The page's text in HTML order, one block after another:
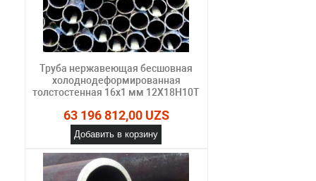
Труба нержавеющая бесшовная
холоднодеформированная
толстостенная 16х1 мм 12Х18Н10Т
63 196 812,00 UZS
Добавить в корзину